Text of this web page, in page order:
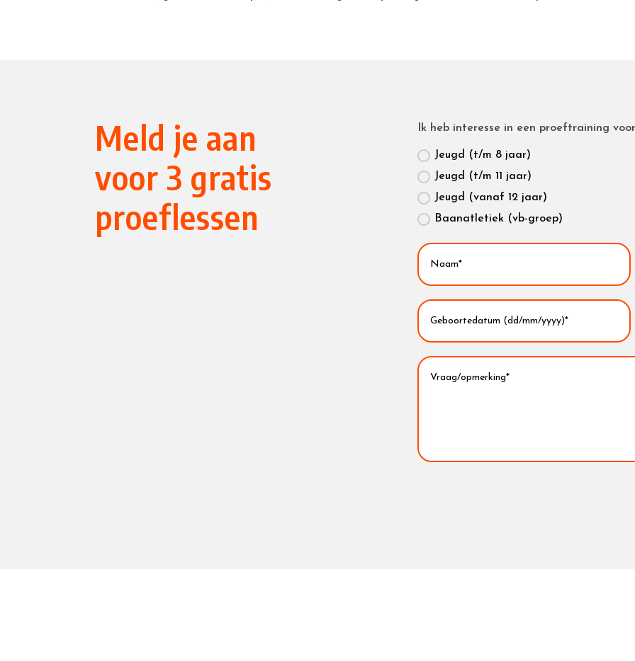
Meld je aan
voor 3 gratis
proeflessen
Ik heb interesse in een proeftraining
Jeugd (t/m 8 jaar)
Jeugd (t/m 11 jaar)
Jeugd (vanaf 12 jaar)
Baanatletiek (vb-groep)